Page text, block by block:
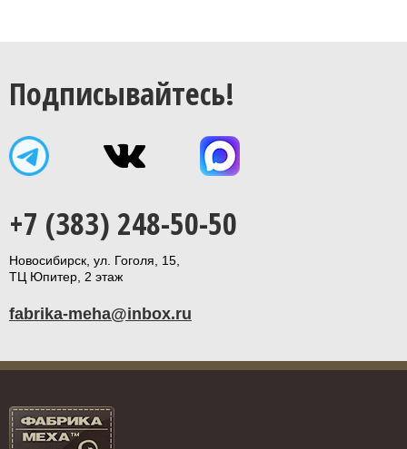
Подписывайтесь!
+7 (383) 248-50-50
Новосибирск, ул. Гоголя, 15,
ТЦ Юпитер, 2 этаж
fabrika-meha@inbox.ru